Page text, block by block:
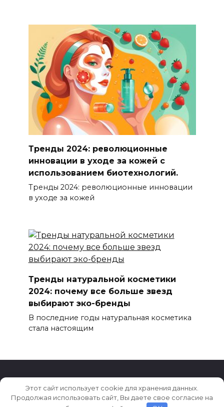
Тренды 2024: революционные
инновации в уходе за кожей с
использованием биотехнологий.
Тренды 2024: революционные инновации
в уходе за кожей
Тренды натуральной косметики
2024: почему все больше звезд
выбирают эко-бренды
В последние годы натуральная косметика
стала настоящим
© 2026 Новости моды, красоты и стиля
Этот сайт использует cookie для хранения данных.
Продолжая использовать сайт, Вы даете свое согласие на